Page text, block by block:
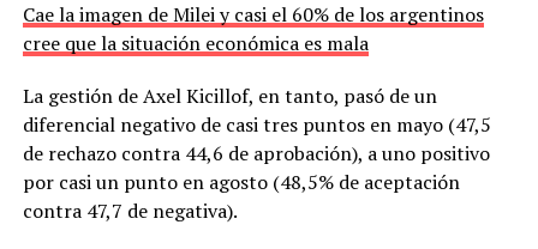
Cae la imagen de Milei y casi el 60% de los argentinos
cree que la situación económica es mala
La gestión de Axel Kicillof, en tanto, pasó de un
diferencial negativo de casi tres puntos en mayo (47,5
de rechazo contra 44,6 de aprobación), a uno positivo
por casi un punto en agosto (48,5% de aceptación
contra 47,7 de negativa).